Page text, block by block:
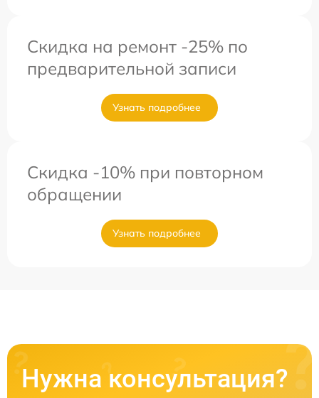
Скидка на ремонт -25% по
предварительной записи
Узнать подробнее
Скидка -10% при повторном
обращении
Узнать подробнее
Нужна консультация?